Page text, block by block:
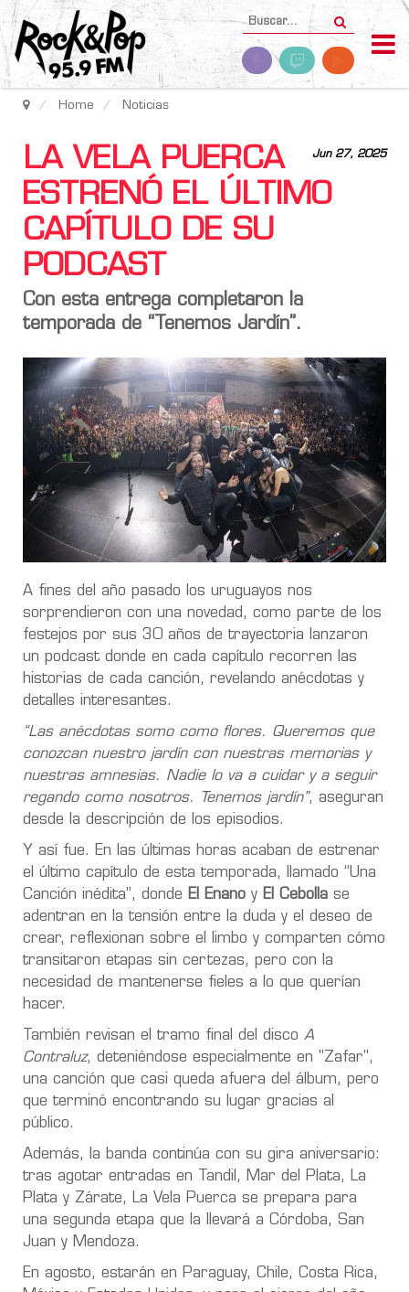
Home Noticias
Jun 27, 2025
LA VELA PUERCA
ESTRENÓ EL ÚLTIMO
CAPÍTULO DE SU
PODCAST
Con esta entrega completaron la
temporada de “Tenemos Jardín”.
A fines del año pasado los uruguayos nos
sorprendieron con una novedad, como parte de los
festejos por sus 30 años de trayectoria lanzaron
un podcast donde en cada capítulo recorren las
historias de cada canción, revelando anécdotas y
detalles interesantes.
“Las anécdotas somo como flores. Queremos que
conozcan nuestro jardín con nuestras memorias y
nuestras amnesias. Nadie lo va a cuidar y a seguir
regando como nosotros. Tenemos jardín”, aseguran
desde la descripción de los episodios.
Y así fue. En las últimas horas acaban de estrenar
el último capítulo de esta temporada, llamado “Una
Canción inédita”, donde El Enano y El Cebolla se
adentran en la tensión entre la duda y el deseo de
crear, reflexionan sobre el limbo y comparten cómo
transitaron etapas sin certezas, pero con la
necesidad de mantenerse fieles a lo que querían
hacer.
También revisan el tramo final del disco A
Contraluz, deteniéndose especialmente en "Zafar",
una canción que casi queda afuera del álbum, pero
que terminó encontrando su lugar gracias al
público.
Además, la banda continúa con su gira aniversario:
tras agotar entradas en Tandil, Mar del Plata, La
Plata y Zárate, La Vela Puerca se prepara para
una segunda etapa que la llevará a Córdoba, San
Juan y Mendoza.
En agosto, estarán en Paraguay, Chile, Costa Rica,